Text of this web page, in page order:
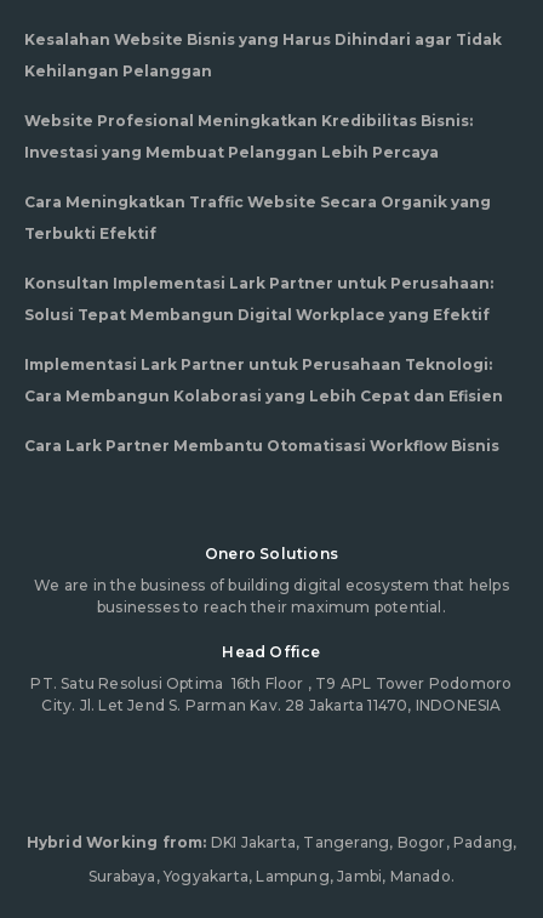
Kesalahan Website Bisnis yang Harus Dihindari agar Tidak
Kehilangan Pelanggan
Website Profesional Meningkatkan Kredibilitas Bisnis:
Investasi yang Membuat Pelanggan Lebih Percaya
Cara Meningkatkan Traffic Website Secara Organik yang
Terbukti Efektif
Konsultan Implementasi Lark Partner untuk Perusahaan:
Solusi Tepat Membangun Digital Workplace yang Efektif
Implementasi Lark Partner untuk Perusahaan Teknologi:
Cara Membangun Kolaborasi yang Lebih Cepat dan Efisien
Cara Lark Partner Membantu Otomatisasi Workflow Bisnis
Onero Solutions
We are in the business of building digital ecosystem that helps
businesses to reach their maximum potential.
Head Office
PT. Satu Resolusi Optima 16th Floor , T9 APL Tower Podomoro
City. Jl. Let Jend S. Parman Kav. 28 Jakarta 11470, INDONESIA
Hybrid Working from: DKI Jakarta, Tangerang, Bogor, Padang,
Surabaya, Yogyakarta, Lampung, Jambi, Manado.